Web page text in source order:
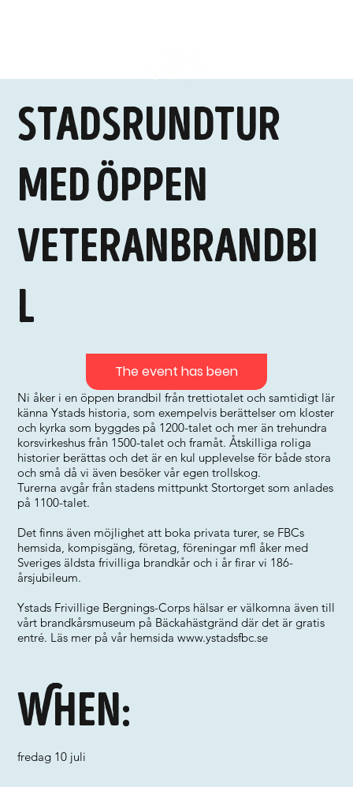
Stadsrundtur
med öppen
veteranbrandbi
l
Ni åker i en öppen brandbil från trettiotalet och samtidigt lär
känna Ystads historia, som exempelvis berättelser om kloster
och kyrka som byggdes på 1200-talet och mer än trehundra
korsvirkeshus från 1500-talet och framåt. Åtskilliga roliga
historier berättas och det är en kul upplevelse för både stora
och små då vi även besöker vår egen trollskog.
Turerna avgår från stadens mittpunkt Stortorget som anlades
på 1100-talet.
Det finns även möjlighet att boka privata turer, se FBCs
hemsida, kompisgäng, företag, föreningar mfl åker med
Sveriges äldsta frivilliga brandkår och i år firar vi 186-
årsjubileum.
Ystads Frivillige Bergnings-Corps hälsar er välkomna även till
vårt brandkårsmuseum på Bäckahästgränd där det är gratis
entré. Läs mer på vår hemsidawww.ystadsfbc.se
When:
fredag 10 juli
The event has been